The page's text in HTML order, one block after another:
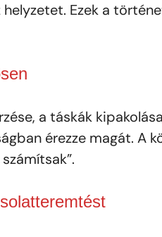
Ezek a
a táskák
érezze magát. A